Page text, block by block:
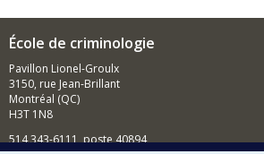
École de criminologie
Pavillon Lionel-Groulx
3150, rue Jean-Brillant
Montréal (QC)
H3T 1N8
514 343-6111, poste 40894